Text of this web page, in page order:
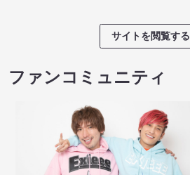
サイトを閲覧する
ファンコミュニティ